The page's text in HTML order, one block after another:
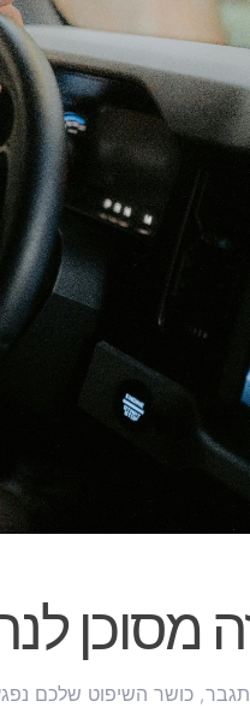
מסוכן
כושר השיפוט שלכם